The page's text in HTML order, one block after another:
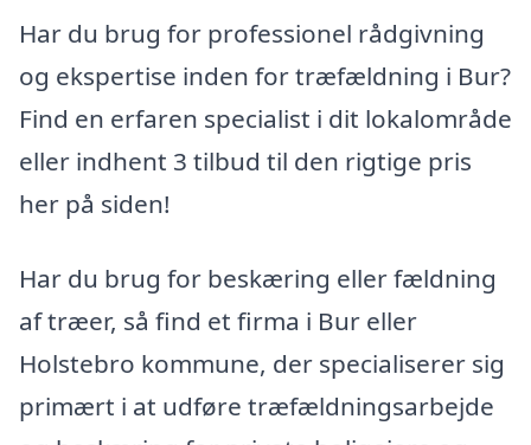
Har du brug for professionel rådgivning
og ekspertise inden for træfældning i Bur?
Find en erfaren specialist i dit lokalområde
eller indhent 3 tilbud til den rigtige pris
her på siden!
Har du brug for beskæring eller fældning
af træer, så find et firma i Bur eller
Holstebro kommune, der specialiserer sig
primært i at udføre træfældningsarbejde